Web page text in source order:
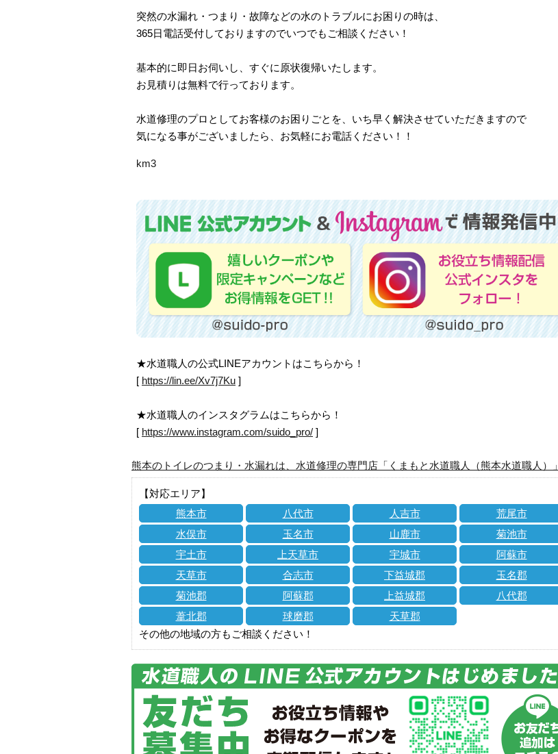
突然の水漏れ・つまり・故障などの水のトラブルにお困りの時は、
365日電話受付しておりますのでいつでもご相談ください！
基本的に即日お伺いし、すぐに原状復帰いたします。
お見積りは無料で行っております。
水道修理のプロとしてお客様のお困りごとを、いち早く解決させていただきますので
気になる事がございましたら、お気軽にお電話ください！！
km3
★水道職人の公式LINEアカウントはこちらから！
[ https://lin.ee/Xv7j7Ku ]
★水道職人のインスタグラムはこちらから！
[ https://www.instagram.com/suido_pro/ ]
熊本のトイレのつまり・水漏れは、水道修理の専門店「くまもと水道職人（熊本水道職人）」
【対応エリア】
熊本市
八代市 人吉市
荒尾市
水俣市
玉名市 山鹿市
菊池市
宇土市
上天草市 宇城市
阿蘇市
天草市
合志市 下益城郡
玉名郡
菊池郡
阿蘇郡 上益城郡
八代郡
葦北郡
球磨郡
天草郡
その他の地域の方もご相談ください！